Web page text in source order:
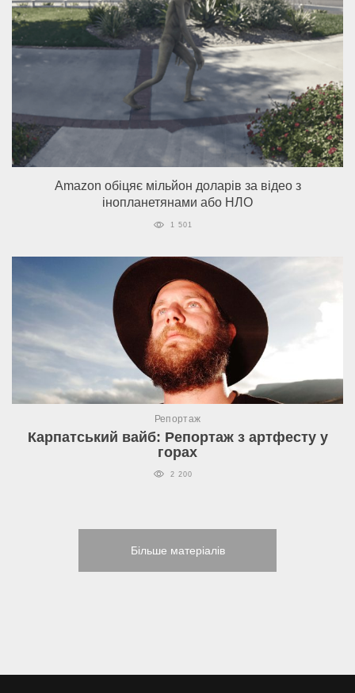
Amazon обіцяє мільйон доларів за відео з
інопланетянами або НЛО
1 501
Репортаж
Карпатський вайб: Репортаж з артфесту у
горах
2 200
Більше матеріалів